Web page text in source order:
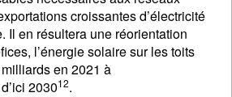
croissantes d’électricité
Il en résultera une réorientation
l’énergie solaire sur les toits
en 2021 à
203012.